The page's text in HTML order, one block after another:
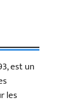
est un
les